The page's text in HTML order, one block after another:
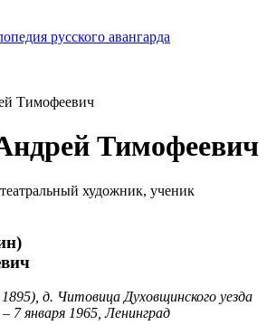
русского авангарда
Тимофеевич
Тимофеевич
художник, ученик
д. Читовица Духовщинского уезда
7 января 1965, Ленинград